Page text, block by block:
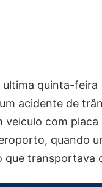
ultima quinta-
acidente de
veiculo com
quando
que transportava